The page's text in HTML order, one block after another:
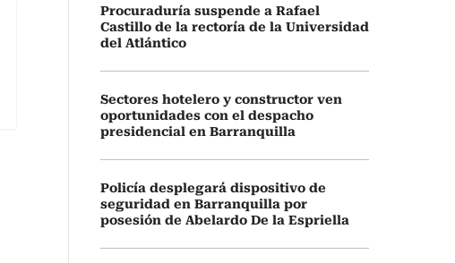
Procuraduría suspende a Rafael
Castillo de la rectoría de la Universidad
del Atlántico
Sectores hotelero y constructor ven
oportunidades con el despacho
presidencial en Barranquilla
Policía desplegará dispositivo de
seguridad en Barranquilla por
posesión de Abelardo De la Espriella